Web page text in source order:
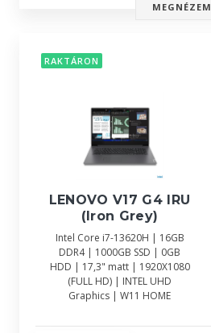
MEGNÉZEM
RAKTÁRON
LENOVO V17 G4 IRU
(Iron Grey)
Intel Core i7-13620H | 16GB
DDR4 | 1000GB SSD | 0GB
HDD | 17,3" matt | 1920X1080
(FULL HD) | INTEL UHD
Graphics | W11 HOME